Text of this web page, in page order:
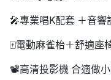
遊
艇
租
🎤專業唱K配套 ＋音響
🀄️電動麻雀枱＋舒適座
📽️高清投影機 合適做